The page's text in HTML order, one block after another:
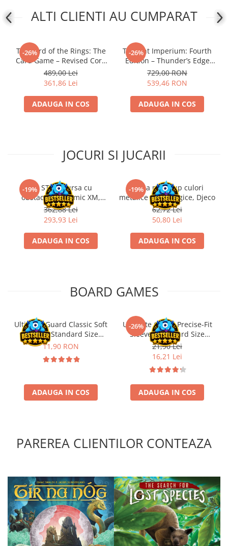
Altered
Star Wars Unlimited
UniVersus CCG
Neverrift TCG
Riftbound League of Legends TCG
Hololive
Colectii Oficiale Topps si Panini si
Final Fantasy
Grand Archive TCG
Alte TCG-uri
Carti singles
Riftbound singles
Accesorii pentru puzzle
Puzzle 2000 piese
Puzzle 1500 piese
Puzzle 20 piese
Puzzle 4 in 1
Puzzle 120 piese
Puzzle 500 piese
4D Cityscape Time Puzzle
Puzzle 180 piese
Puzzle 12 piese
ALTI CLIENTI AU CUMPARAT
-26%
The Lord of the Rings: The
Card Game – Revised Core
Set
489,00 Lei
361,86 Lei
ADAUGA IN COS
-26%
Twilight Imperium: Fourth
Edition – Thunder’s Edge
Expansion (EN)
729,00 RON
539,46 RON
ADAUGA IN COS
JOCURI SI JUCARII
-19%Kit STEM Cursa cu
obstacole Dynamic XM,
Fischertechnik
362,88 Lei
293,93 Lei
ADAUGA IN COS
-19%
Trusa make-up culori
metalice non alergice, Djeco
62,72 Lei
50,80 Lei
ADAUGA IN COS
BOARD GAMES
Ultimate Guard Classic Soft
Sleeves Standard Size
Transparent (100)
11,90 RON
ADAUGA IN COS
-26%
Ultimate Guard Precise-Fit
Sleeves Standard Size
Transparent (100)
21,90 Lei
16,21 Lei
ADAUGA IN COS
PAREREA CLIENTILOR CONTEAZA